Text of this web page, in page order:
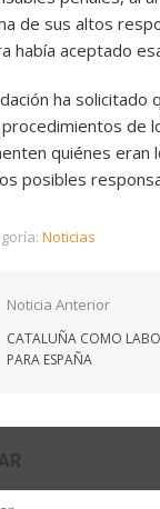
de sus altos
había aceptado
ha
de
quiénes eran
posibles
Noticias
Noticia Anterior
CATALUÑA COMO
PARA ESPAÑA